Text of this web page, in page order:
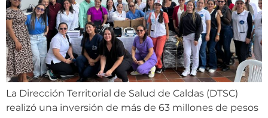
La Dirección Territorial de Salud de Caldas (DTSC)
realizó una inversión de más de 63 millones de pesos